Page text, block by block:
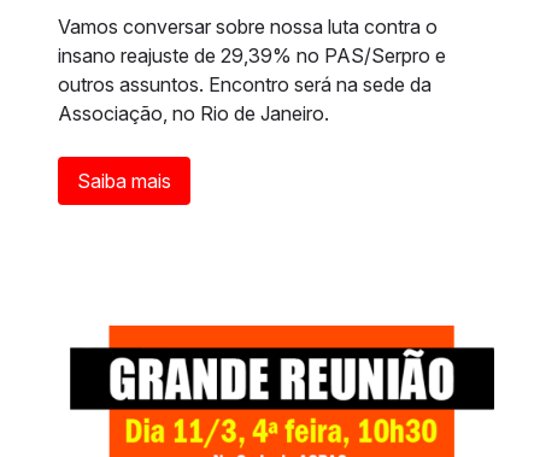
Vamos conversar sobre nossa luta contra o
insano reajuste de 29,39% no PAS/Serpro e
outros assuntos. Encontro será na sede da
Associação, no Rio de Janeiro.
Saiba mais